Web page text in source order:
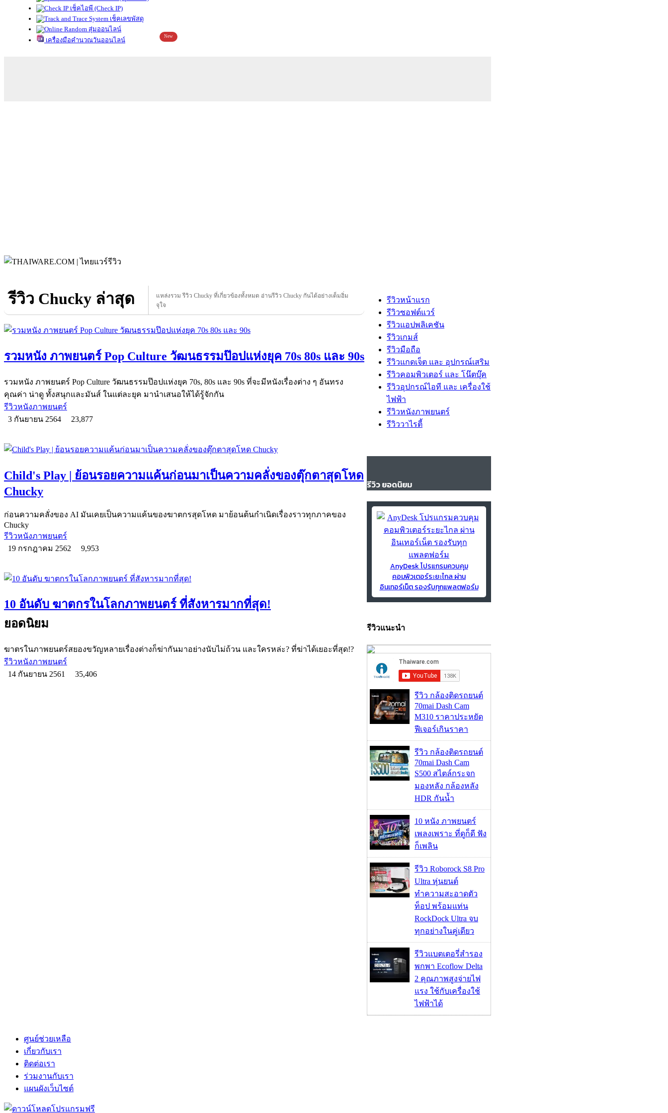
เช็คไอพี (Check IP)
เช็คเลขพัสดุ
สุ่มออนไลน์
เครื่องมือคำนวณวันออนไลน์
New
รีวิว Chucky ล่าสุด
แหล่งรวม รีวิว Chucky ที่เกี่ยวข้องทั้งหมด อ่านรีวิว Chucky กันได้อย่างเต็มอิ่ม
จุใจ
รวมหนัง ภาพยนตร์ Pop Culture วัฒนธรรมป๊อปแห่งยุค 70s 80s และ 90s
รวมหนัง ภาพยนตร์ Pop Culture วัฒนธรรมป๊อปแห่งยุค 70s, 80s และ 90s ที่จะมีหนังเรื่องต่าง ๆ อันทรง
คุณค่า น่าดู ทั้งสนุกและมันส์ ในแต่ละยุค มานำเสนอให้ได้รู้จักกัน
รีวิวหนังภาพยนตร์
3 กันยายน 2564
23,877
Child's Play | ย้อนรอยความแค้นก่อนมาเป็นความคลั่งของตุ๊กตาสุดโหด
Chucky
ก่อนความคลั่งของ AI มันเคยเป็นความแค้นของฆาตกรสุดโหด มาย้อนต้นกำเนิดเรื่องราวทุกภาคของ
Chucky
รีวิวหนังภาพยนตร์
19 กรกฎาคม 2562
9,953
10 อันดับ ฆาตกรในโลกภาพยนตร์ ที่สังหารมากที่สุด!
ยอดนิยม
ฆาตรในภาพยนตร์สยองขวัญหลายเรื่องต่างก็ฆ่ากันมาอย่างนับไม่ถ้วน และใครหล่ะ? ที่ฆ่าได้เยอะที่สุด!?
รีวิวหนังภาพยนตร์
14 กันยายน 2561
35,406
รีวิวหน้าแรก
รีวิวซอฟต์แวร์
รีวิวแอปพลิเคชัน
รีวิวเกมส์
รีวิวมือถือ
รีวิวแกดเจ็ต และ อุปกรณ์เสริม
รีวิวคอมพิวเตอร์ และ โน๊ตบุ๊ค
รีวิวอุปกรณ์ไอที และ เครื่องใช้
ไฟฟ้า
รีวิวหนังภาพยนตร์
รีวิววาไรตี้
รีวิว ยอดนิยม
AnyDesk โปรแกรมควบคุม
คอมพิวเตอร์ระยะไกล ผ่าน
อินเทอร์เน็ต รองรับทุกแพลตฟอร์ม
รีวิวแนะนำ
รีวิว กล้องติดรถยนต์
70mai Dash Cam
M310 ราคาประหยัด
ฟีเจอร์เกินราคา
รีวิว กล้องติดรถยนต์
70mai Dash Cam
S500 สไตล์กระจก
มองหลัง กล้องหลัง
HDR กันน้ำ
10 หนัง ภาพยนตร์
เพลงเพราะ ที่ดูก็ดี ฟัง
ก็เพลิน
รีวิว Roborock S8 Pro
Ultra หุ่นยนต์
ทำความสะอาดตัว
ท็อป พร้อมแท่น
RockDock Ultra จบ
ทุกอย่างในคู่เดียว
รีวิวแบตเตอรี่สำรอง
พกพา Ecoflow Delta
2 คุณภาพสูงจ่ายไฟ
แรง ใช้กับเครื่องใช้
ไฟฟ้าได้
ศูนย์ช่วยเหลือ
เกี่ยวกับเรา
ติดต่อเรา
ร่วมงานกับเรา
แผนผังเว็บไซต์